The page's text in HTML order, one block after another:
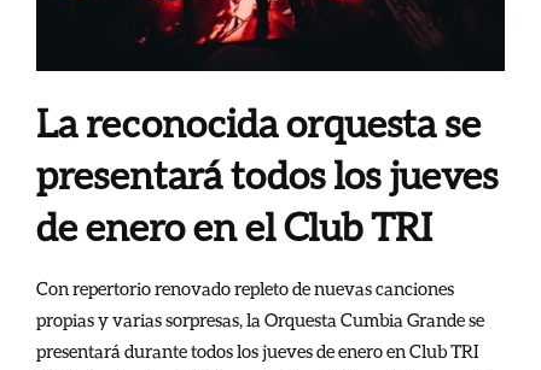
La reconocida orquesta se
presentará todos los jueves
de enero en el Club TRI
Con repertorio renovado repleto de nuevas canciones
propias y varias sorpresas, la Orquesta Cumbia Grande se
presentará durante todos los jueves de enero en Club TRI